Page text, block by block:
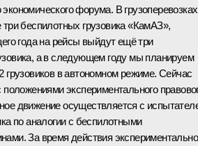
форума. В грузоперевозках
три беспилотных грузовика «КамАЗ»,
года на рейсы выйдут ещё три
а в следующем году мы планируем
грузовиков в автономном режиме. Сейчас
положениями экспериментального
движение осуществляется с
по аналогии с беспилотными
За время действия